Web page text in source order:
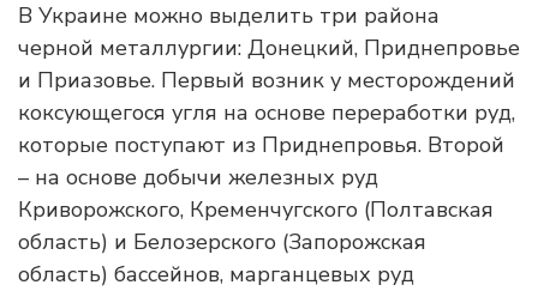
В Украине можно выделить три района
черной металлургии: Донецкий, Приднепровье
и Приазовье. Первый возник у месторождений
коксующегося угля на основе переработки руд,
которые поступают из Приднепровья. Второй
– на основе добычи железных руд
Криворожского, Кременчугского (Полтавская
область) и Белозерского (Запорожская
область) бассейнов, марганцевых руд